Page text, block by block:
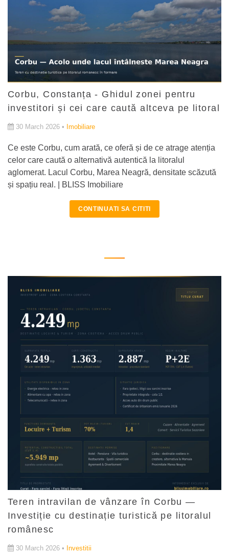
Corbu, Constanța - Ghidul zonei pentru
investitori și cei care caută altceva pe litoral
30 March 2026 • Imobiliare
Ce este Corbu, cum arată, ce oferă și de ce atrage atenția
celor care caută o alternativă autentică la litoralul
aglomerat. Lacul Corbu, Marea Neagră, densitate scăzută
și spațiu real. | BLISS Imobiliare
CONTINUATI SA CITITI
Teren intravilan de vânzare în Corbu —
Investiție cu destinație turistică pe litoralul
românesc
30 March 2026 • Investitii